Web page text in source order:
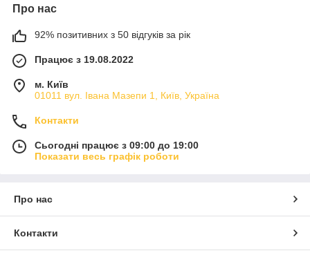
Про нас
92% позитивних з 50 відгуків за рік
Працює з 19.08.2022
м. Київ
01011 вул. Івана Мазепи 1, Київ, Україна
Контакти
Сьогодні працює з 09:00 до 19:00
Показати весь графік роботи
Про нас
Контакти